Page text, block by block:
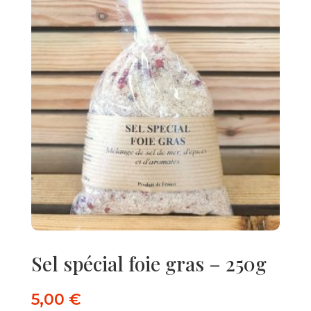
Sel spécial foie gras – 250g
5,00 €